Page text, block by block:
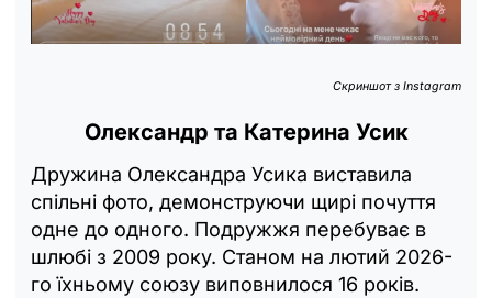
Скриншот з Instagram
Олександр та Катерина Усик
Дружина Олександра Усика виставила
спільні фото, демонструючи щирі почуття
одне до одного. Подружжя перебуває в
шлюбі з 2009 року. Станом на лютий 2026-
го їхньому союзу виповнилося 16 років.